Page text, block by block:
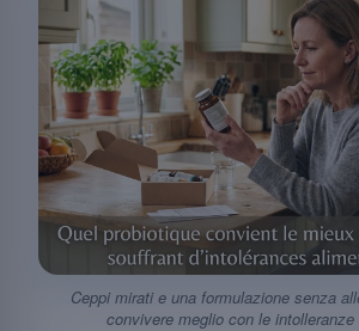
Ceppi mirati e una formulazione senza
convivere meglio con le intolleranze